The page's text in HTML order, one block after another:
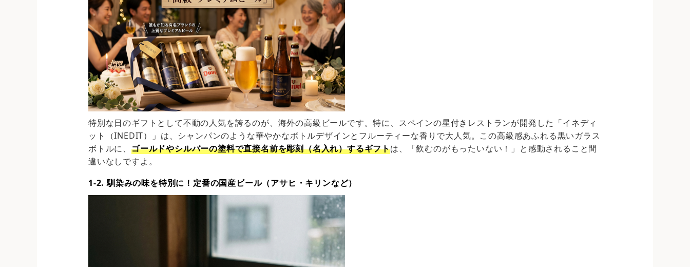
特別な日のギフトとして不動の人気を誇るのが、海外の高級ビールです。特に、スペインの星付きレストランが開発した「イネディ
ット（INEDIT）」は、シャンパンのような華やかなボトルデザインとフルーティーな香りで大人気。この高級感あふれる黒いガラス
ボトルに、 ゴールドやシルバーの塗料で直接名前を彫刻（名入れ）するギフトは、「飲むのがもったいない！」と感動されること間
違いなしですよ。
1-2. 馴染みの味を特別に！定番の国産ビール（アサヒ・キリンなど）